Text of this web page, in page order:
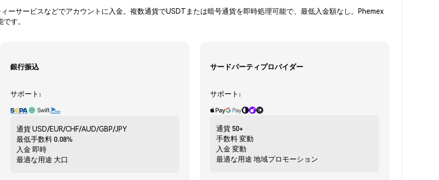
ーサービスなどでアカウントに入金。複数通貨でUSDTまたは暗号通貨を即時処理可能で、最低入金額なし。Phemex
す。
銀行振込
サポート:
通貨USD/EUR/CHF/AUD/GBP/JPY
最低手数料0.08%
入金 即時
最適な用途 大口
サードパーティプロバイダー
サポート:
通貨 50+
手数料変動
入金 変動
最適な用途 地域プロモーション